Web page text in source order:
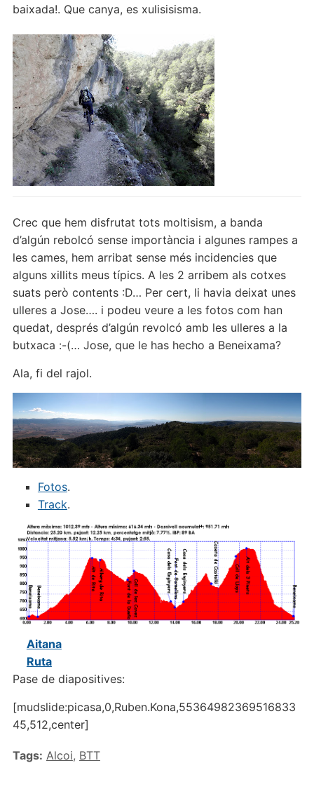
baixada!. Que canya, es xulisisisma.
Crec que hem disfrutat tots moltisism, a banda
d’algún rebolcó sense importància i algunes rampes a
les cames, hem arribat sense més incidencies que
alguns xillits meus típics. A les 2 arribem als cotxes
suats però contents :D… Per cert, li havia deixat unes
ulleres a Jose…. i podeu veure a les fotos com han
quedat, després d’algún revolcó amb les ulleres a la
butxaca :-(… Jose, que le has hecho a Beneixama?
Ala, fi del rajol.
Fotos.
Track.
Aitana
Ruta
Pase de diapositives:
[mudslide:picasa,0,Ruben.Kona,55364982369516833
45,512,center]
Tags: Alcoi, BTT